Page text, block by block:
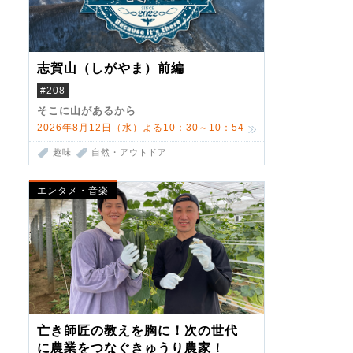
志賀山（しがやま）前編
#208
そこに山があるから
2026年8月12日（水）よる10：30～10：54
趣味 自然・アウトドア
エンタメ・音楽
亡き師匠の教えを胸に！次の世代
に農業をつなぐきゅうり農家！